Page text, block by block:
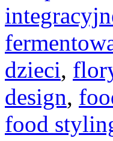
dzieci,
design,
food